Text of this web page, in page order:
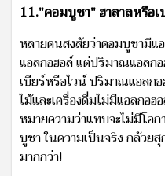
11."คอมบูชา" ฮาลาลหรือเ
หลายคนสงสัยว่าคอมบูชามีแ
แอลกอฮอล์ แต่ปริมาณแอลก
เบียร์หรือไวน์ ปริมาณแอลก
ไม้และเครื่องดื่มไม่มีแอลกอ
หมายความว่าแทบจะไม่มีโอก
บูชา ในความเป็นจริง กล้วย
มากกว่า!